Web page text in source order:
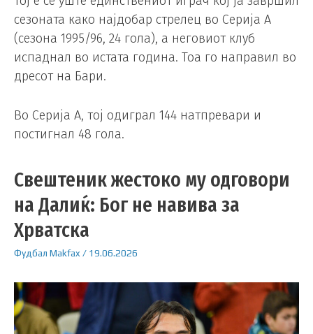
сезоната како најдобар стрелец во Серија А
(сезона 1995/96, 24 гола), а неговиот клуб
испаднал во истата година. Тоа го направил во
дресот на Бари.
Во Серија А, тој одиграл 144 натпревари и
постигнал 48 гола.
Свештеник жестоко му одговори
на Далиќ: Бог не навива за
Хрватска
Фудбал Makfax / 19.06.2026